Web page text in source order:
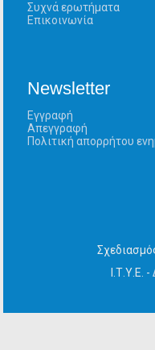
Συχνά ερωτήματα
Επικοινωνία
Newsletter
Εγγραφή
Απεγγραφή
Πολιτική απορρήτου
Ι.Τ.Υ.Ε. -